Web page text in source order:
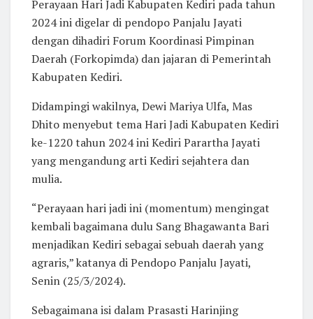
Perayaan Hari Jadi Kabupaten Kediri pada tahun
2024 ini digelar di pendopo Panjalu Jayati
dengan dihadiri Forum Koordinasi Pimpinan
Daerah (Forkopimda) dan jajaran di Pemerintah
Kabupaten Kediri.
Didampingi wakilnya, Dewi Mariya Ulfa, Mas
Dhito menyebut tema Hari Jadi Kabupaten Kediri
ke-1220 tahun 2024 ini Kediri Parartha Jayati
yang mengandung arti Kediri sejahtera dan
mulia.
“Perayaan hari jadi ini (momentum) mengingat
kembali bagaimana dulu Sang Bhagawanta Bari
menjadikan Kediri sebagai sebuah daerah yang
agraris,” katanya di Pendopo Panjalu Jayati,
Senin (25/3/2024).
Sebagaimana isi dalam Prasasti Harinjing